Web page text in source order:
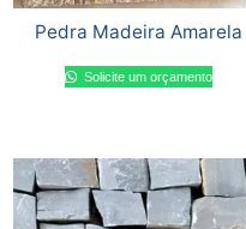
Pedra Madeira Amarela
Solicite um orçamento